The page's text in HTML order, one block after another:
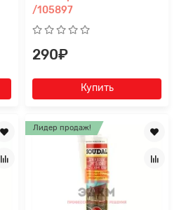
/105897
290₽
Купить
Лидер продаж!